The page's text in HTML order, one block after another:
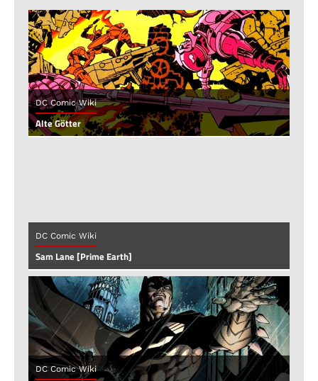
DC Comic Wiki
Alte Götter
DC Comic Wiki
Sam Lane [Prime Earth]
DC Comic Wiki